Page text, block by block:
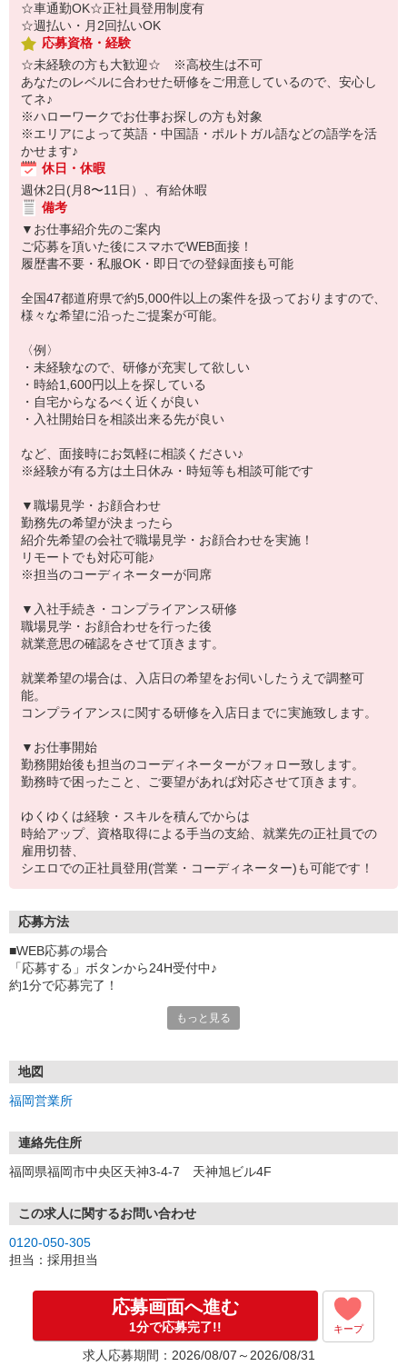
☆車通勤OK☆正社員登用制度有
☆週払い・月2回払いOK
応募資格・経験
☆未経験の方も大歓迎☆ ※高校生は不可
あなたのレベルに合わせた研修をご用意しているので、安心し
てネ♪
※ハローワークでお仕事お探しの方も対象
※エリアによって英語・中国語・ポルトガル語などの語学を活
かせます♪
休日・休暇
週休2日(月8〜11日）、有給休暇
備考
▼お仕事紹介先のご案内
ご応募を頂いた後にスマホでWEB面接！
履歴書不要・私服OK・即日での登録面接も可能
全国47都道府県で約5,000件以上の案件を扱っておりますので、
様々な希望に沿ったご提案が可能。
〈例〉
・未経験なので、研修が充実して欲しい
・時給1,600円以上を探している
・自宅からなるべく近くが良い
・入社開始日を相談出来る先が良い
など、面接時にお気軽に相談ください♪
※経験が有る方は土日休み・時短等も相談可能です
▼職場見学・お顔合わせ
勤務先の希望が決まったら
紹介先希望の会社で職場見学・お顔合わせを実施！
リモートでも対応可能♪
※担当のコーディネーターが同席
▼入社手続き・コンプライアンス研修
職場見学・お顔合わせを行った後
就業意思の確認をさせて頂きます。
就業希望の場合は、入店日の希望をお伺いしたうえで調整可
能。
コンプライアンスに関する研修を入店日までに実施致します。
▼お仕事開始
勤務開始後も担当のコーディネーターがフォロー致します。
勤務時で困ったこと、ご要望があれば対応させて頂きます。
ゆくゆくは経験・スキルを積んでからは
時給アップ、資格取得による手当の支給、就業先の正社員での
雇用切替、
シエロでの正社員登用(営業・コーディネーター)も可能です！
応募方法
■WEB応募の場合
「応募する」ボタンから24H受付中♪
約1分で応募完了！
①応募から3営業日を目安に、メールorお電話でご連絡します。
★スマホでWEB面接（LINEなど）・出張面接・事務所面接と選べま
す
③面接実施（履歴書不要）
※ご希望があれば、職場見学の調整もOKです！
お気軽にご応募ください♪
もっと見る
地図
福岡営業所
連絡先住所
福岡県福岡市中央区天神3-4-7 天神旭ビル4F
この求人に関するお問い合わせ
0120-050-305
担当：採用担当
応募画面へ進む
1分で応募完了!! キープ
求人応募期間：2026/08/07～2026/08/31